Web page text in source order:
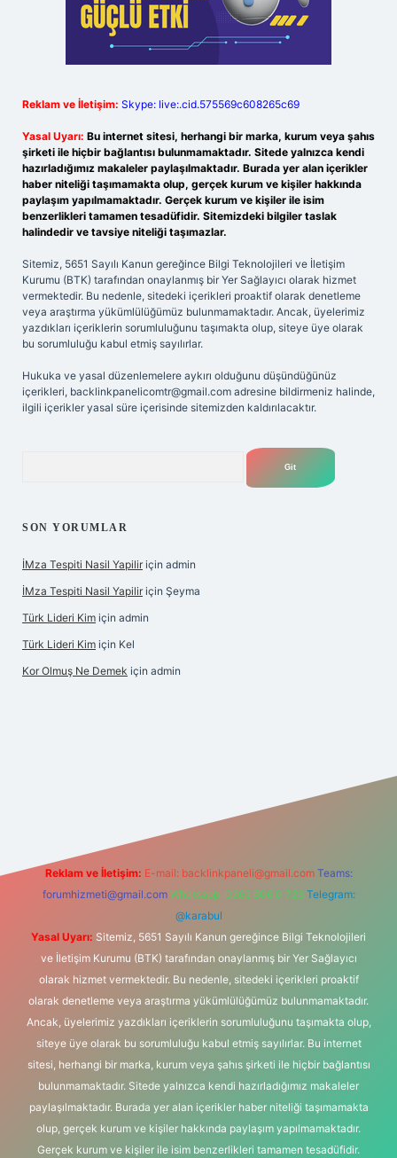
Reklam ve İletişim: Skype: live:.cid.575569c608265c69
Yasal Uyarı: Bu internet sitesi, herhangi bir marka, kurum veya şahıs
şirketi ile hiçbir bağlantısı bulunmamaktadır. Sitede yalnızca kendi
hazırladığımız makaleler paylaşılmaktadır. Burada yer alan içerikler
haber niteliği taşımamakta olup, gerçek kurum ve kişiler hakkında
paylaşım yapılmamaktadır. Gerçek kurum ve kişiler ile isim
benzerlikleri tamamen tesadüfidir. Sitemizdeki bilgiler taslak
halindedir ve tavsiye niteliği taşımazlar.
Sitemiz, 5651 Sayılı Kanun gereğince Bilgi Teknolojileri ve İletişim
Kurumu (BTK) tarafından onaylanmış bir Yer Sağlayıcı olarak hizmet
vermektedir. Bu nedenle, sitedeki içerikleri proaktif olarak denetleme
veya araştırma yükümlülüğümüz bulunmamaktadır. Ancak, üyelerimiz
yazdıkları içeriklerin sorumluluğunu taşımakta olup, siteye üye olarak
bu sorumluluğu kabul etmiş sayılırlar.
Hukuka ve yasal düzenlemelere aykırı olduğunu düşündüğünüz
içerikleri, backlinkpanelicomtr@gmail.com adresine bildirmeniz halinde,
ilgili içerikler yasal süre içerisinde sitemizden kaldırılacaktır.
SON YORUMLAR
İMza Tespiti Nasil Yapilir için admin
İMza Tespiti Nasil Yapilir için Şeyma
Türk Lideri Kim için admin
Türk Lideri Kim için Kel
Kor Olmuş Ne Demek için admin
Reklam ve İletişim: E-mail: backlinkpaneli@gmail.com Teams:
forumhizmeti@gmail.com Whatsapp: 0262 606 0 726 Telegram:
@karabul
Yasal Uyarı: Sitemiz, 5651 Sayılı Kanun gereğince Bilgi Teknolojileri
ve İletişim Kurumu (BTK) tarafından onaylanmış bir Yer Sağlayıcı
olarak hizmet vermektedir. Bu nedenle, sitedeki içerikleri proaktif
olarak denetleme veya araştırma yükümlülüğümüz bulunmamaktadır.
Ancak, üyelerimiz yazdıkları içeriklerin sorumluluğunu taşımakta olup,
siteye üye olarak bu sorumluluğu kabul etmiş sayılırlar. Bu internet
sitesi, herhangi bir marka, kurum veya şahıs şirketi ile hiçbir bağlantısı
bulunmamaktadır. Sitede yalnızca kendi hazırladığımız makaleler
paylaşılmaktadır. Burada yer alan içerikler haber niteliği taşımamakta
olup, gerçek kurum ve kişiler hakkında paylaşım yapılmamaktadır.
Gerçek kurum ve kişiler ile isim benzerlikleri tamamen tesadüfidir.